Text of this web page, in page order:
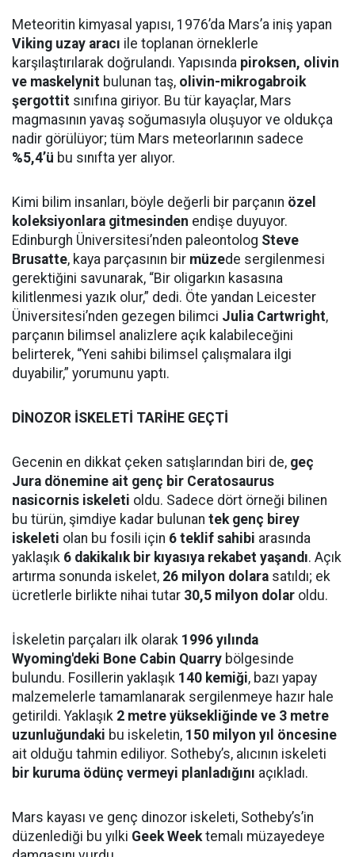
Meteoritin kimyasal yapısı, 1976’da Mars’a iniş yapan
Viking uzay aracı ile toplanan örneklerle
karşılaştırılarak doğrulandı. Yapısında piroksen, olivin
ve maskelynit bulunan taş, olivin-mikrogabroik
şergottit sınıfına giriyor. Bu tür kayaçlar, Mars
magmasının yavaş soğumasıyla oluşuyor ve oldukça
nadir görülüyor; tüm Mars meteorlarının sadece
%5,4’ü bu sınıfta yer alıyor.
Kimi bilim insanları, böyle değerli bir parçanın özel
koleksiyonlara gitmesinden endişe duyuyor.
Edinburgh Üniversitesi’nden paleontolog Steve
Brusatte, kaya parçasının bir müzede sergilenmesi
gerektiğini savunarak, “Bir oligarkın kasasına
kilitlenmesi yazık olur,” dedi. Öte yandan Leicester
Üniversitesi’nden gezegen bilimci Julia Cartwright,
parçanın bilimsel analizlere açık kalabileceğini
belirterek, “Yeni sahibi bilimsel çalışmalara ilgi
duyabilir,” yorumunu yaptı.
DİNOZOR İSKELETİ TARİHE GEÇTİ
Gecenin en dikkat çeken satışlarından biri de, geç
Jura dönemine ait genç bir Ceratosaurus
nasicornis iskeleti oldu. Sadece dört örneği bilinen
bu türün, şimdiye kadar bulunan tek genç birey
iskeleti olan bu fosili için 6 teklif sahibi arasında
yaklaşık 6 dakikalık bir kıyasıya rekabet yaşandı. Açık
artırma sonunda iskelet, 26 milyon dolara satıldı; ek
ücretlerle birlikte nihai tutar 30,5 milyon dolar oldu.
İskeletin parçaları ilk olarak 1996 yılında
Wyoming'deki Bone Cabin Quarry bölgesinde
bulundu. Fosillerin yaklaşık 140 kemiği, bazı yapay
malzemelerle tamamlanarak sergilenmeye hazır hale
getirildi. Yaklaşık 2 metre yüksekliğinde ve 3 metre
uzunluğundaki bu iskeletin, 150 milyon yıl öncesine
ait olduğu tahmin ediliyor. Sotheby’s, alıcının iskeleti
bir kuruma ödünç vermeyi planladığını açıkladı.
Mars kayası ve genç dinozor iskeleti, Sotheby’s’in
düzenlediği bu yılki Geek Weektemalı müzayedeye